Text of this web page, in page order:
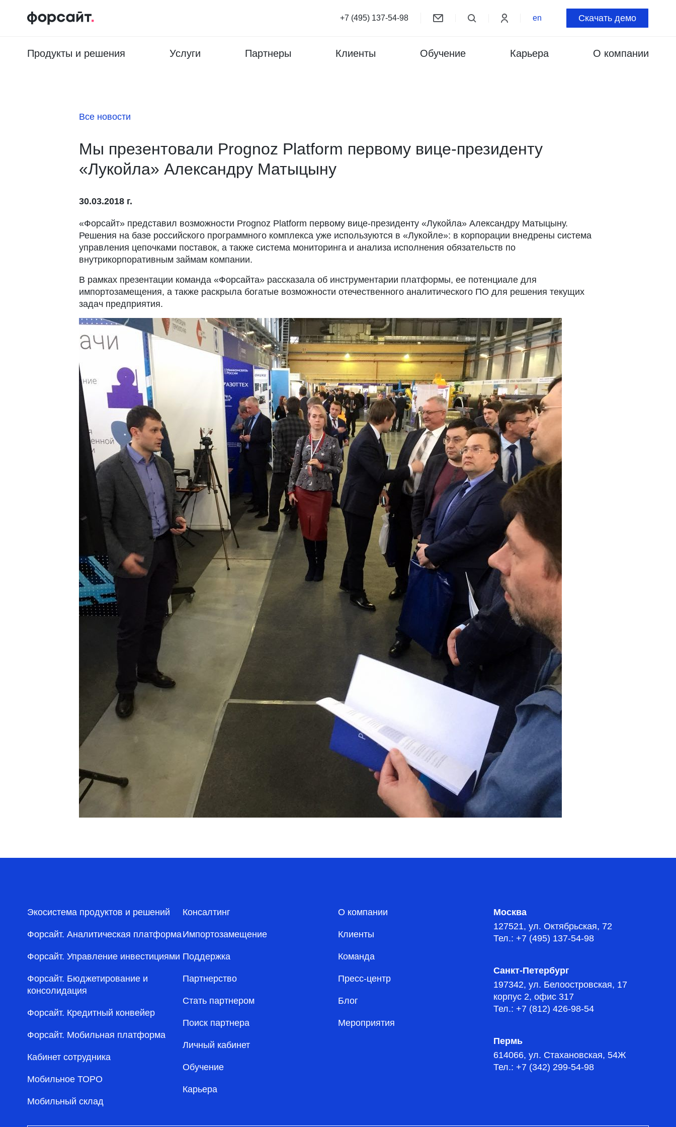
+7 (495) 137-54-98 en Скачать демо
Продукты и решения Услуги Партнеры Клиенты Обучение Карьера О компании
Все новости
Мы презентовали Prognoz Platform первому вице-президенту
«Лукойла» Александру Матыцыну
30.03.2018 г.
«Форсайт» представил возможности Prognoz Platform первому вице-президенту «Лукойла» Александру Матыцыну.
Решения на базе российского программного комплекса уже используются в «Лукойле»: в корпорации внедрены система
управления цепочками поставок, а также система мониторинга и анализа исполнения обязательств по
внутрикорпоративным займам компании.
В рамках презентации команда «Форсайта» рассказала об инструментарии платформы, ее потенциале для
импортозамещения, а также раскрыла богатые возможности отечественного аналитического ПО для решения текущих
задач предприятия.
Экосистема продуктов и решений
Форсайт. Аналитическая платформа
Форсайт. Управление инвестициями
Форсайт. Бюджетирование и
консолидация
Форсайт. Кредитный конвейер
Форсайт. Мобильная платформа
Кабинет сотрудника
Мобильное ТОРО
Мобильный склад
Консалтинг
Импортозамещение
Поддержка
Партнерство
Стать партнером
Поиск партнера
Личный кабинет
Обучение
Карьера
О компании
Клиенты
Команда
Пресс-центр
Блог
Мероприятия
Москва
127521, ул. Октябрьская, 72
Тел.: +7 (495) 137-54-98
Санкт-Петербург
197342, ул. Белоостровская, 17
корпус 2, офис 317
Тел.: +7 (812) 426-98-54
Пермь
614066, ул. Стахановская, 54Ж
Тел.: +7 (342) 299-54-98